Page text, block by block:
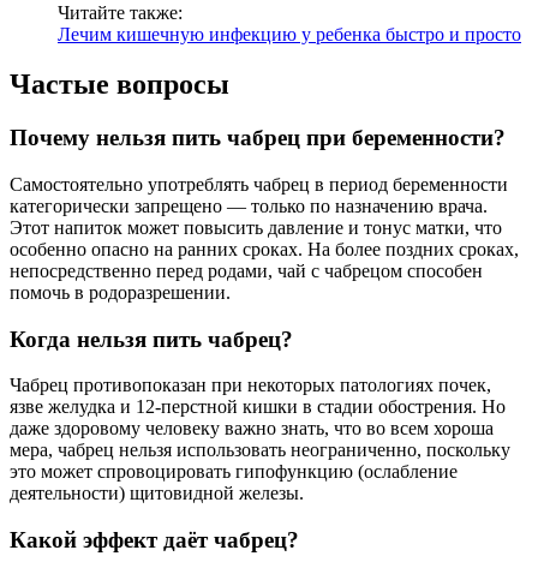
Читайте также:
Лечим кишечную инфекцию у ребенка быстро и просто
Частые вопросы
Почему нельзя пить чабрец при беременности?
Самостоятельно употреблять чабрец в период беременности
категорически запрещено — только по назначению врача.
Этот напиток может повысить давление и тонус матки, что
особенно опасно на ранних сроках. На более поздних сроках,
непосредственно перед родами, чай с чабрецом способен
помочь в родоразрешении.
Когда нельзя пить чабрец?
Чабрец противопоказан при некоторых патологиях почек,
язве желудка и 12-перстной кишки в стадии обострения. Но
даже здоровому человеку важно знать, что во всем хороша
мера, чабрец нельзя использовать неограниченно, поскольку
это может спровоцировать гипофункцию (ослабление
деятельности) щитовидной железы.
Какой эффект даёт чабрец?